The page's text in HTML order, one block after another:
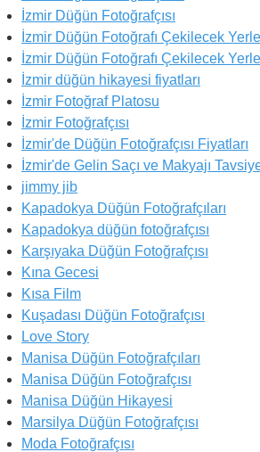
İzmir Düğün Fotoğrafçısı
İzmir Düğün Fotoğrafı Çekilecek
İzmir Düğün Fotoğrafı Çekilecek
İzmir düğün hikayesi fiyatları
İzmir Fotoğraf Platosu
İzmir Fotoğrafçısı
İzmir'de Düğün Fotoğrafçısı Fiyatları
İzmir'de Gelin Saçı ve Makyajı
jimmy jib
Kapadokya Düğün Fotoğrafçıları
Kapadokya düğün fotoğrafçısı
Karşıyaka Düğün Fotoğrafçısı
Kına Gecesi
Kısa Film
Kuşadası Düğün Fotoğrafçısı
Love Story
Manisa Düğün Fotoğrafçıları
Manisa Düğün Fotoğrafçısı
Manisa Düğün Hikayesi
Marsilya Düğün Fotoğrafçısı
Moda Fotoğrafçısı